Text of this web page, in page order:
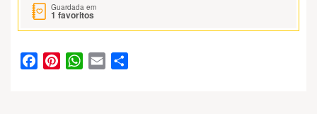
Guardada em
1 favoritos
FacebookPinterestWhatsApp
Email